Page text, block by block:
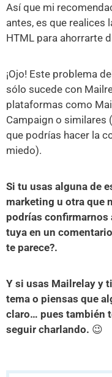
Así que mi
antes, es que realices
HTML para ahorrarte
¡Ojo! Este problema
sólo sucede con
plataformas como
Campaign o similares
que podrías hacer la
miedo).
Si tu usas alguna de
marketing u otra que
podrías confirmarnos
tuya en un
te parece?.
Y si usas Mailrelay y
tema o piensas que
claro… pues también
seguir charlando. 😉